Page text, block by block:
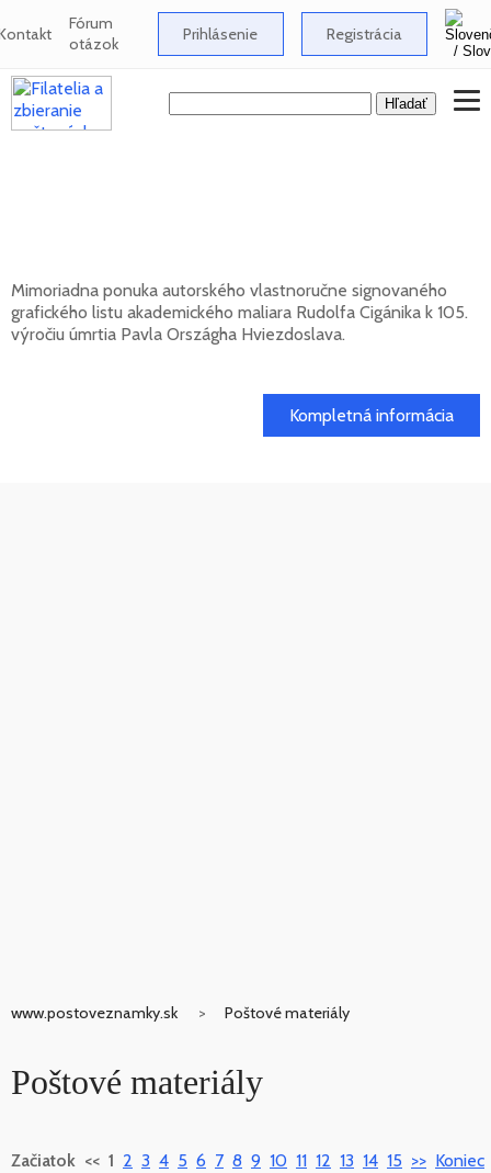
Fórum
otázok Prihlásenie Registrácia
Mimoriadna ponuka autorského vlastnoručne signovaného
grafického listu akademického maliara Rudolfa Cigánika k 105.
výročiu úmrtia Pavla Országha Hviezdoslava.
Kompletná informácia
www.postoveznamky.sk Poštové materiály
Poštové materiály
Začiatok << 1 2 3 4 5 6 7 8 9 10 11 12 13 14 15 >> Koniec